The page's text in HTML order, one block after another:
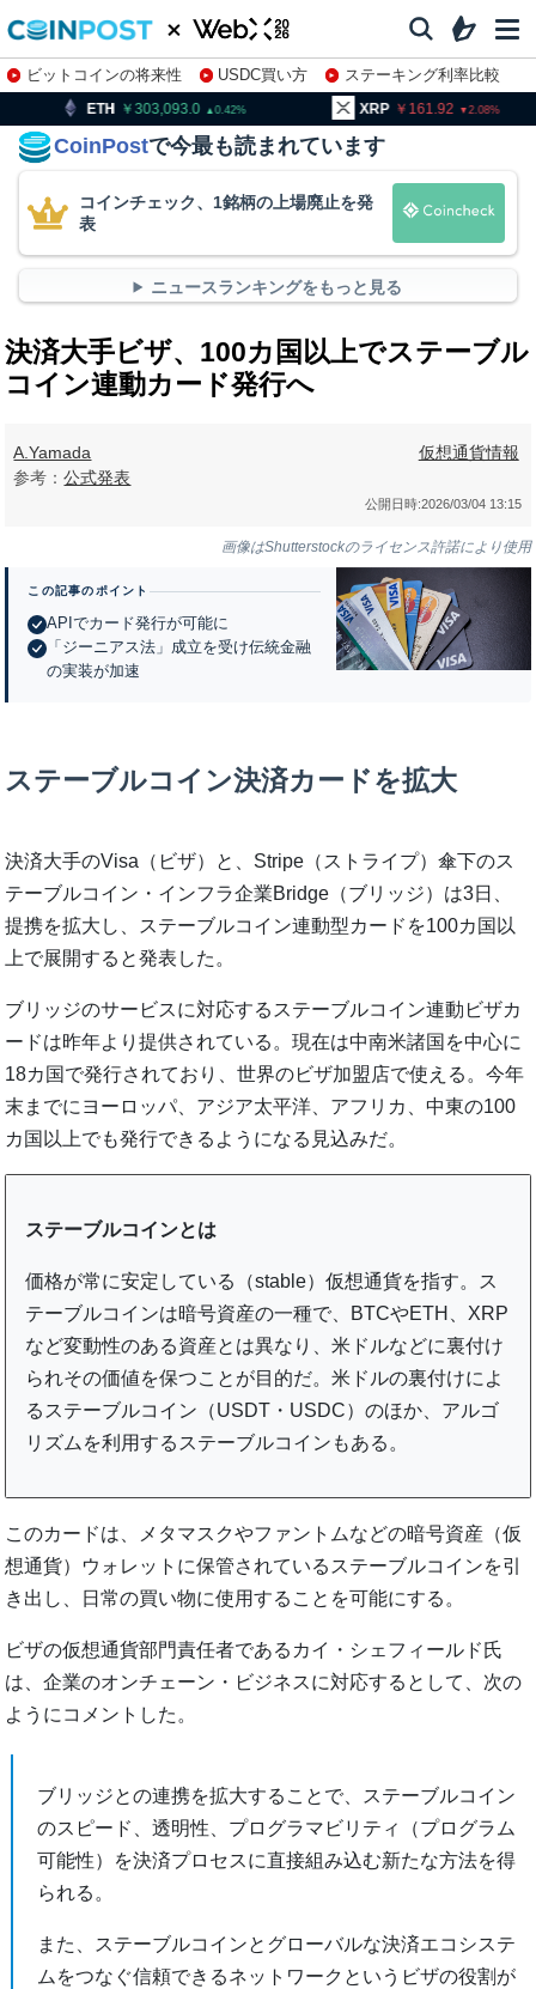
ビットコインの将来性 USDC買い方
ステーキング利率比較
株特集・関連銘柄
303,093.0 0.42 XRP 2.08 BNB
CoinPostで今最も読まれています
コインチェック、1銘柄の上場廃止を発
表
ニュースランキングをもっと見る
決済大手ビザ、100カ国以上でステーブル
コイン連動カード発行へ
A.Yamada
参考：公式発表
仮想通貨情報
公開日時:2026/03/04 13:15
画像はShutterstockのライセンス許諾により使用
この記事のポイント
APIでカード発行が可能に
「ジーニアス法」成立を受け伝統金融
の実装が加速
ステーブルコイン決済カードを拡大
決済大手のVisa（ビザ）と、Stripe（ストライプ）傘下のス
テーブルコイン・インフラ企業Bridge（ブリッジ）は3日、
提携を拡大し、ステーブルコイン連動型カードを100カ国以
上で展開すると発表した。
ブリッジのサービスに対応するステーブルコイン連動ビザカ
ードは昨年より提供されている。現在は中南米諸国を中心に
18カ国で発行されており、世界のビザ加盟店で使える。今年
末までにヨーロッパ、アジア太平洋、アフリカ、中東の100
カ国以上でも発行できるようになる見込みだ。
ステーブルコインとは
価格が常に安定している（stable）仮想通貨を指す。ス
テーブルコインは暗号資産の一種で、BTCやETH、XRP
など変動性のある資産とは異なり、米ドルなどに裏付け
られその価値を保つことが目的だ。米ドルの裏付けによ
るステーブルコイン（USDT・USDC）のほか、アルゴ
リズムを利用するステーブルコインもある。
このカードは、メタマスクやファントムなどの暗号資産（仮
想通貨）ウォレットに保管されているステーブルコインを引
き出し、日常の買い物に使用することを可能にする。
ビザの仮想通貨部門責任者であるカイ・シェフィールド氏
は、企業のオンチェーン・ビジネスに対応するとして、次の
ようにコメントした。
ブリッジとの連携を拡大することで、ステーブルコイン
のスピード、透明性、プログラマビリティ（プログラム
可能性）を決済プロセスに直接組み込む新たな方法を得
られる。
また、ステーブルコインとグローバルな決済エコシステ
ムをつなぐ信頼できるネットワークというビザの役割が